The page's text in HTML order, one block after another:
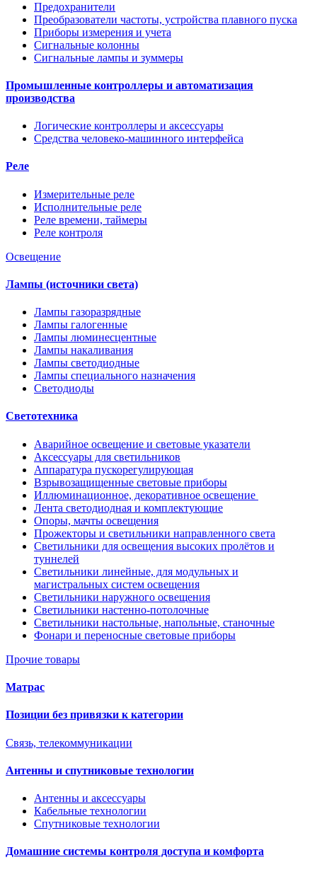
Предохранители
Преобразователи частоты, устройства плавного пуска
Приборы измерения и учета
Сигнальные колонны
Сигнальные лампы и зуммеры
Промышленные контроллеры и автоматизация
производства
Логические контроллеры и аксессуары
Средства человеко-машинного интерфейса
Реле
Измерительные реле
Исполнительные реле
Реле времени, таймеры
Реле контроля
Освещение
Лампы (источники света)
Лампы газоразрядные
Лампы галогенные
Лампы люминесцентные
Лампы накаливания
Лампы светодиодные
Лампы специального назначения
Светодиоды
Светотехника
Аварийное освещение и световые указатели
Аксессуары для светильников
Аппаратура пускорегулирующая
Взрывозащищенные световые приборы
Иллюминационное, декоративное освещение
Лента светодиодная и комплектующие
Опоры, мачты освещения
Прожекторы и светильники направленного света
Светильники для освещения высоких пролётов и
туннелей
Светильники линейные, для модульных и
магистральных систем освещения
Светильники наружного освещения
Светильники настенно-потолочные
Светильники настольные, напольные, станочные
Фонари и переносные световые приборы
Прочие товары
Матрас
Позиции без привязки к категории
Связь, телекоммуникации
Антенны и спутниковые технологии
Антенны и аксессуары
Кабельные технологии
Спутниковые технологии
Домашние системы контроля доступа и комфорта